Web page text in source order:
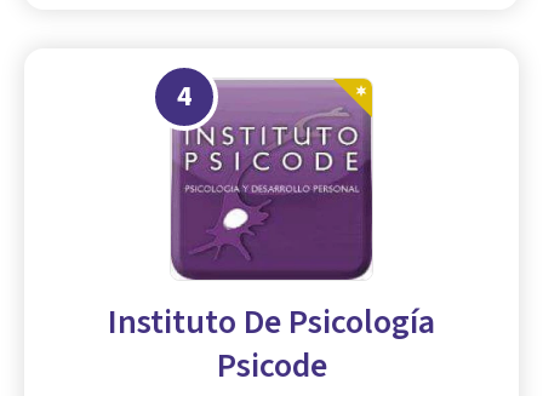
4
Instituto De Psicología
Psicode